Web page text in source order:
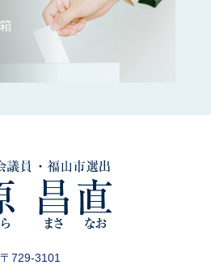
〒729-3101